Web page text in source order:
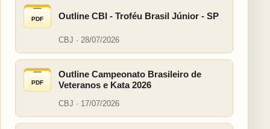
PDF Outline CBI - Troféu Brasil Júnior - SP
CBJ · 28/07/2026
PDF
Outline Campeonato Brasileiro de
Veteranos e Kata 2026
CBJ · 17/07/2026